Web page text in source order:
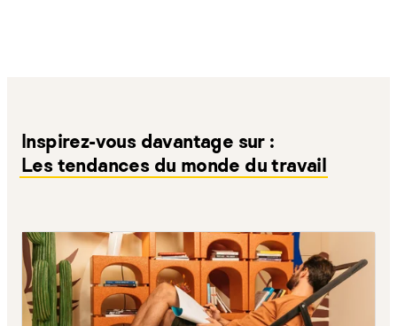
Inspirez-vous davantage sur :
Les tendances du monde du travail